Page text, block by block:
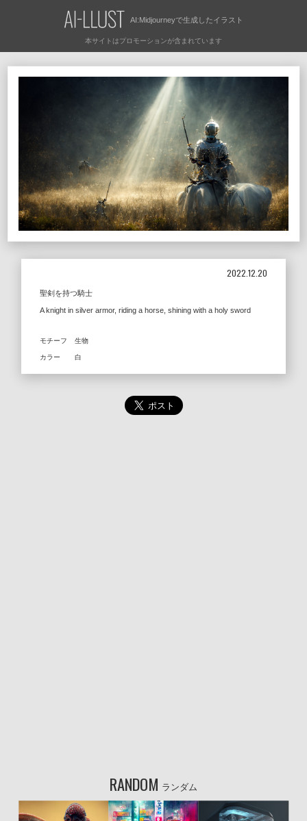
AI:Midjourneyで生成したイラスト
聖剣を持つ騎士
A knight in silver armor, riding a horse, shining with a holy sword
2022.12.20
モチーフ 生物
カラー 白
RANDOM ランダム